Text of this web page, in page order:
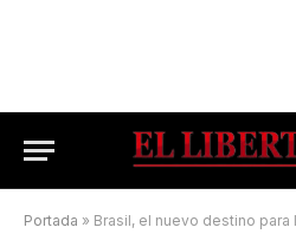
Portada » Brasil, el nuevo destino para